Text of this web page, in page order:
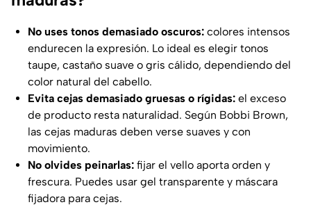
No uses tonos demasiado oscuros: colores intensos
endurecen la expresión. Lo ideal es elegir tonos
taupe, castaño suave o gris cálido, dependiendo del
color natural del cabello.
Evita cejas demasiado gruesas o rígidas: el exceso
de producto resta naturalidad. Según Bobbi Brown,
las cejas maduras deben verse suaves y con
movimiento.
No olvides peinarlas: fijar el vello aporta orden y
frescura. Puedes usar gel transparente y máscara
fijadora para cejas.